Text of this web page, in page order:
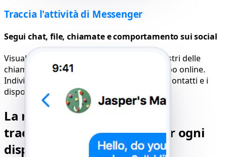
Traccia l'attività di Messenger
Segui chat, file, chiamate e comportamento sui social
Visualizza le statistiche dei messaggi, i registri delle
chiamate, i caricamenti delle storie e il tempo online.
Individua i modelli di comportamento tra i contatti e i
dispositivi, il tutto da un'unica sessione.
La migliore applicazione di
tracciamento Messenger per ogni
dispositivo